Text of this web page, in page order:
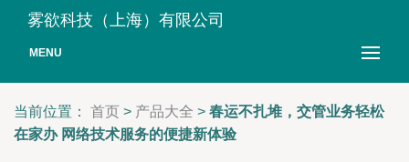
雾欲科技（上海）有限公司
MENU
当前位置： 首页 > 产品大全 > 春运不扎堆，交管业务轻松
在家办 网络技术服务的便捷新体验